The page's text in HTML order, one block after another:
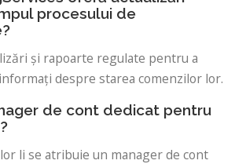
procesului de
și rapoarte regulate pentru a
despre starea comenzilor lor.
de cont dedicat pentru
li se atribuie un manager de cont